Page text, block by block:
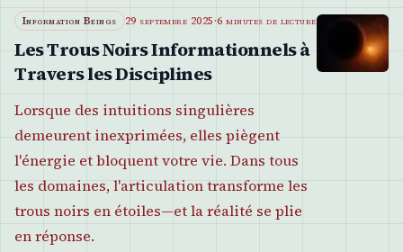
Information Beings 29 septembre 2025·6 minutes de lecture
Les Trous Noirs Informationnels à
Travers les Disciplines
Lorsque des intuitions singulières
demeurent inexprimées, elles piègent
l'énergie et bloquent votre vie. Dans tous
les domaines, l'articulation transforme les
trous noirs en étoiles—et la réalité se plie
en réponse.